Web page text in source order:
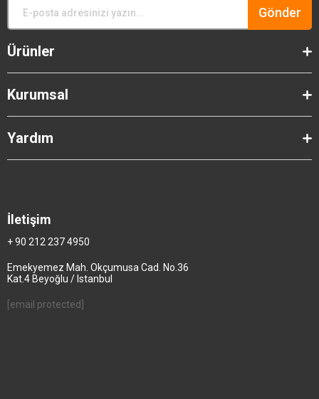
Gönder
Ürünler
Kurumsal
Yardım
İletişim
+ 90 212 237 4950
Emekyemez Mah. Okçumusa Cad. No.36
Kat.4 Beyoğlu / Istanbul
[email protected]